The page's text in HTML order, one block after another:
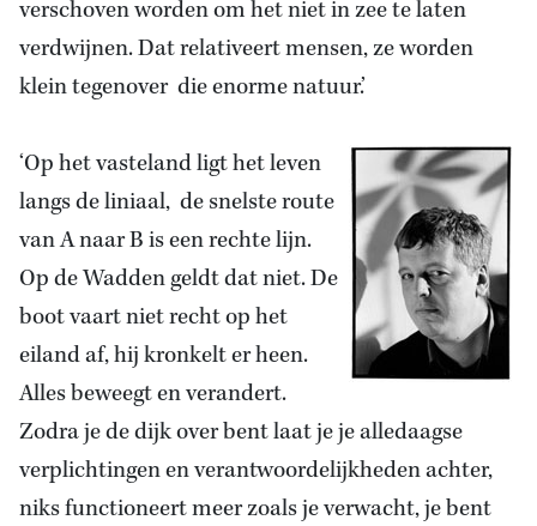
verschoven worden om het niet in zee te laten
verdwijnen. Dat relativeert mensen, ze worden
klein tegenover die enorme natuur.’
‘Op het vasteland ligt het leven
langs de liniaal, de snelste route
van A naar B is een rechte lijn.
Op de Wadden geldt dat niet. De
boot vaart niet recht op het
eiland af, hij kronkelt er heen.
Alles beweegt en verandert.
Zodra je de dijk over bent laat je je alledaagse
verplichtingen en verantwoordelijkheden achter,
niks functioneert meer zoals je verwacht, je bent